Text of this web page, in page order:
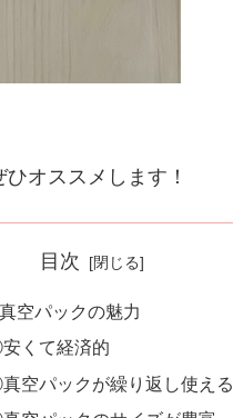
オススメします！
目次
空パックの魅力
くて経済的
空パックが繰り返し使える